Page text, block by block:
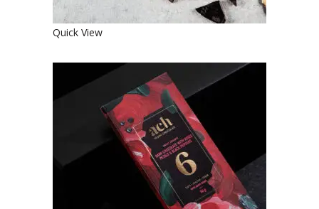
Quick View
SALDUSIS JUODASIS EKOLOGIŠKAS
ŠOKOLADAS SU ROŽIŲ ŽIEDLAPIAIS
IR JUODAISIAIS PIPIRAIS
€4.90